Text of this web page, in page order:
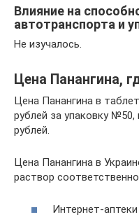
Влияние на
автотранспорта и
Не изучалось.
Цена Панангина,
Цена Панангина в
рублей за упаковку
рублей.
Цена Панангина в
раствор соответственно.
Интернет-